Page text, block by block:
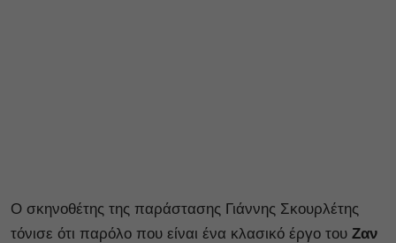
Ο σκηνοθέτης της παράστασης Γιάννης Σκουρλέτης
τόνισε ότι παρόλο που είναι ένα κλασικό έργο του Ζαν